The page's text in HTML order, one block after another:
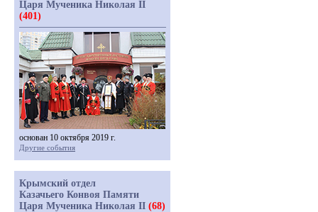
Царя Мученика Николая II
(401)
основан 10 октября 2019 г.
Другие события
Крымский отдел
Казачьего Конвоя Памяти
Царя Мученика Николая II (68)